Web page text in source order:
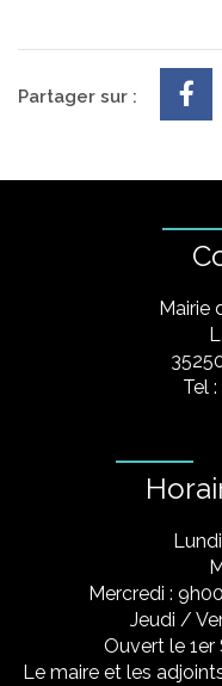
Partager sur :
Mairie
Tel
Mercredi :
Jeudi /
Ouvert le
Le maire et les